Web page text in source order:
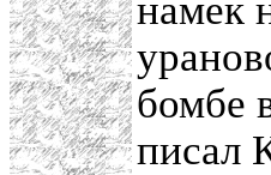
намек
бомбе
писал